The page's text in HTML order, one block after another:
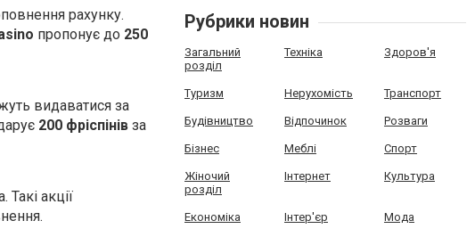
рахунку.
пропонує до 250
видаватися за
200 фріспінів за
акції
Рубрики новин
Загальний
розділ
Техніка Здоров'я
Туризм Нерухомість Транспорт
Будівництво Відпочинок Розваги
Бізнес Меблі Спорт
Жіночий
розділ
Інтернет Культура
Економіка Інтер'єр Мода